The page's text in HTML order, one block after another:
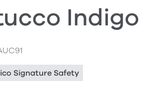
Indigo
Signature Safety